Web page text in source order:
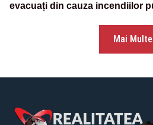
evacuați din cauza incendiilor
Mai Multe